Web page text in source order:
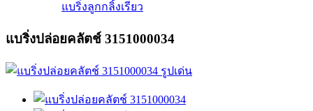
แบริ่งลูกกลิ้งเรียว
แบริ่งปล่อยคลัตช์ 3151000034